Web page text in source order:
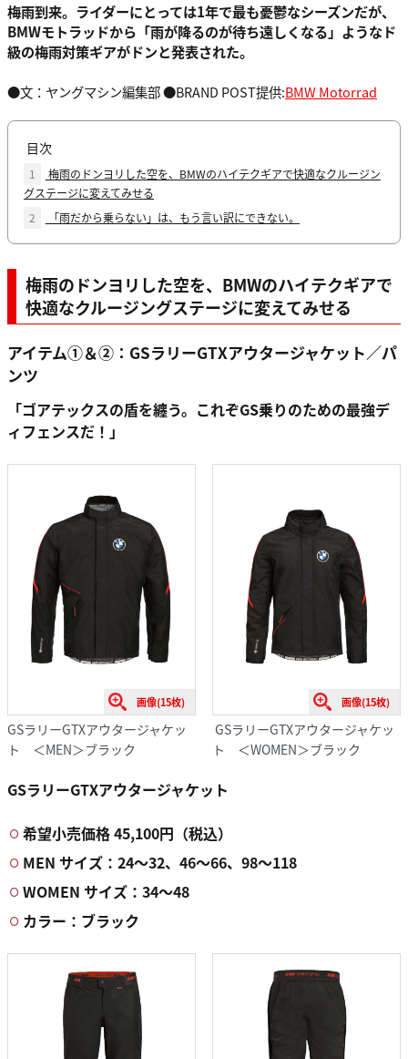
梅雨到来。ライダーにとっては1年で最も憂鬱なシーズンだが、
BMWモトラッドから「雨が降るのが待ち遠しくなる」ようなド
級の梅雨対策ギアがドンと発表された。
●文：ヤングマシン編集部 ●BRAND POST提供:BMW Motorrad
目次
1
梅雨のドンヨリした空を、BMWのハイテクギアで快適なクルージン
グステージに変えてみせる
2
「雨だから乗らない」は、もう言い訳にできない。
梅雨のドンヨリした空を、BMWのハイテクギアで
快適なクルージングステージに変えてみせる
アイテム①＆②：GSラリーGTXアウタージャケット／パ
ンツ
「ゴアテックスの盾を纏う。これぞGS乗りのための最強デ
ィフェンスだ！」
画像(15枚)
GSラリーGTXアウタージャケッ
ト ＜MEN＞ブラック
画像(15枚)
GSラリーGTXアウタージャケッ
ト ＜WOMEN＞ブラック
GSラリーGTXアウタージャケット
希望小売価格 45,100円（税込）
MEN サイズ：24〜32、46〜66、98〜118
WOMEN サイズ：34〜48
カラー：ブラック